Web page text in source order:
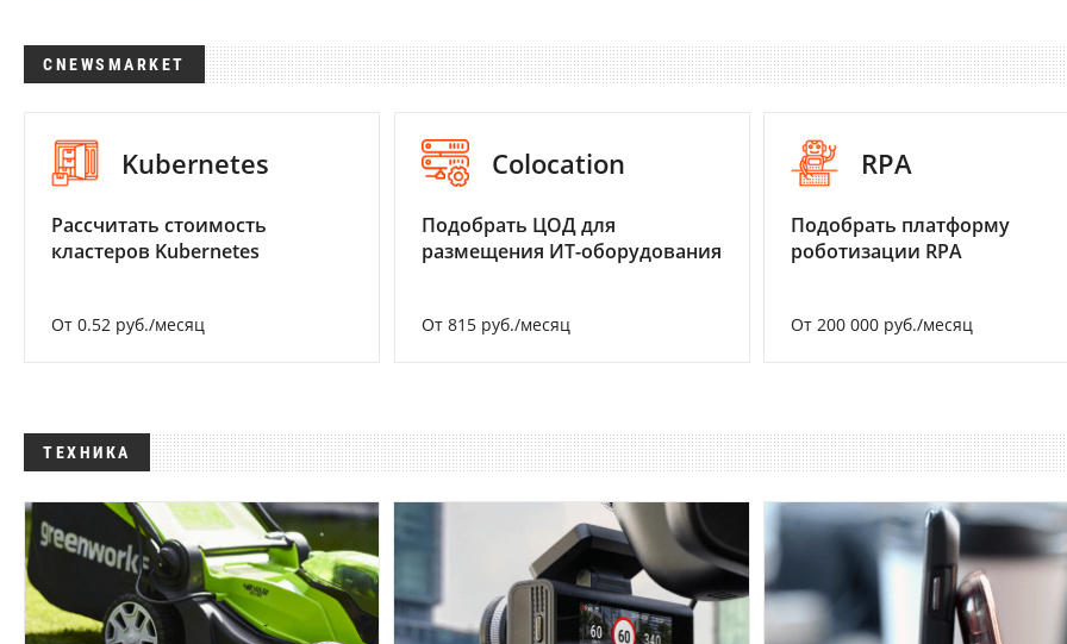
CNEWSMARKET
Kubernetes
Рассчитать стоимость
кластеров Kubernetes
От 0.52 руб./месяц
Colocation
Подобрать ЦОД для
размещения ИТ-оборудования
От 815 руб./месяц
RPA
Подобрать платформу
роботизации RPA
От 200 000 руб./месяц
ТЕХНИКА